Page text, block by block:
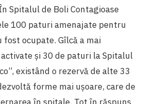
Spitalul de Boli Contagioase
100 paturi amenajate pentru
ocupate. Gîlcă a mai
și 30 de paturi la Spitalul
existând o rezervă de alte 33
forme mai ușoare, care de